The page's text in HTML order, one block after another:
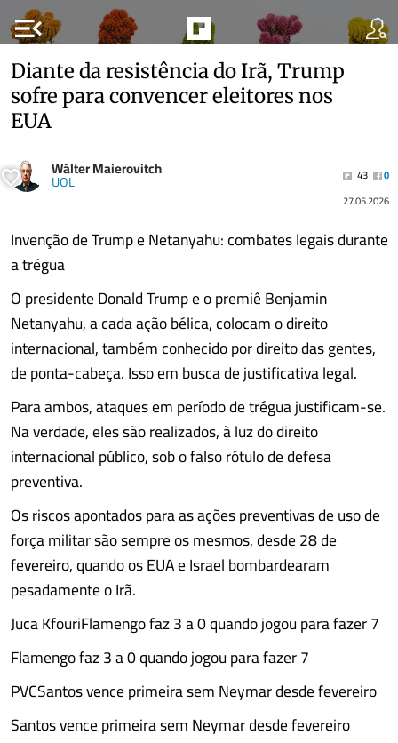
menu_open
Diante da resistência do Irã, Trump
sofre para convencer eleitores nos
EUA
Wálter Maierovitch
UOL 43
0
27.05.2026
Invenção de Trump e Netanyahu: combates legais durante
a trégua
O presidente Donald Trump e o premiê Benjamin
Netanyahu, a cada ação bélica, colocam o direito
internacional, também conhecido por direito das gentes,
de ponta-cabeça. Isso em busca de justificativa legal.
Para ambos, ataques em período de trégua justificam-se.
Na verdade, eles são realizados, à luz do direito
internacional público, sob o falso rótulo de defesa
preventiva.
Os riscos apontados para as ações preventivas de uso de
força militar são sempre os mesmos, desde 28 de
fevereiro, quando os EUA e Israel bombardearam
pesadamente o Irã.
Juca KfouriFlamengo faz 3 a 0 quando jogou para fazer 7
Flamengo faz 3 a 0 quando jogou para fazer 7
PVCSantos vence primeira sem Neymar desde fevereiro
Santos vence primeira sem Neymar desde fevereiro